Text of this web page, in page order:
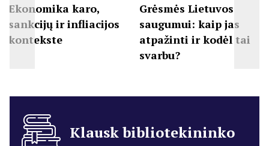
Ekonomika karo,
sankcijų ir infliacijos
kontekste
Grėsmės Lietuvos
saugumui: kaip jas
atpažinti ir kodėl tai
svarbu?
Klausk bibliotekininko